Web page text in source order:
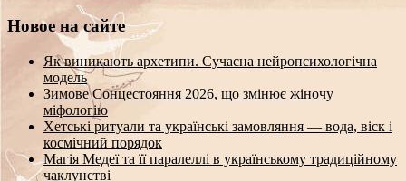
Новое на сайте
Як виникають архетипи. Сучасна нейропсихологічна
модель
Зимове Сонцестояння 2026, що змінює жіночу
міфологію
Хетські ритуали та українські замовляння — вода, віск і
космічний порядок
Магія Медеї та її паралеллі в українському традиційному
чаклунстві